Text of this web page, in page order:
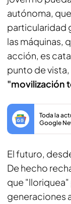
autónoma,
particularidad
las máquinas,
acción, es
punto de vista,
"movilización
Toda la
Google
El futuro,
De hecho
que
generaciones